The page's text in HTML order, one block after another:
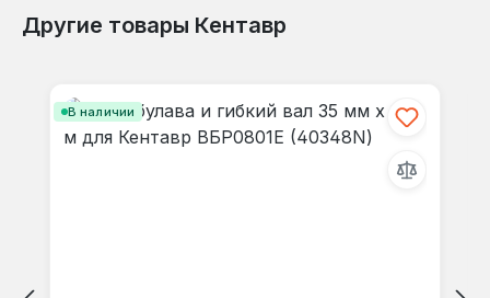
Другие товары Кентавр
В наличии